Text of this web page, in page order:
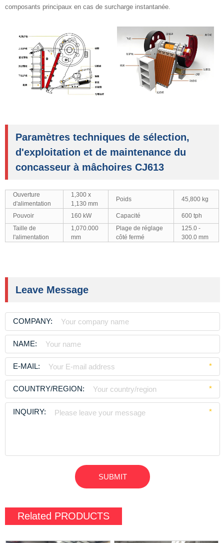
composants principaux en cas de surcharge instantanée.
Paramètres techniques de sélection,
d'exploitation et de maintenance du
concasseur à mâchoires CJ613
Ouverture
d'alimentation
1,300 x
1,130 mm
Poids 45,800 kg
Pouvoir 160 kW Capacité
600 tph
Taille de
l'alimentation
1,070.000
mm
Plage de réglage
côté fermé
125.0 -
300.0 mm
Leave Message
COMPANY:
NAME:
E-MAIL: *
COUNTRY/REGION: *
INQUIRY: *
Related PRODUCTS